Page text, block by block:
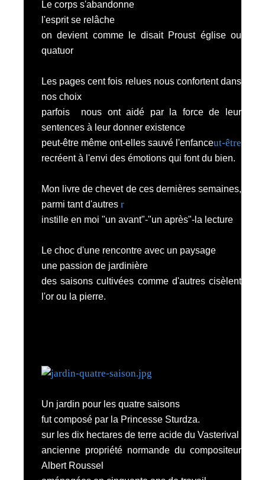
Le corps s'abandonne
l'esprit se relâche
on devient comme le disait Proust église ou
quatuor
Les pages cent fois relues nous confortent dans
nos choix
parfois nous ont aidé par la force de leur
sentences à leur donner existence
peut-être même ont-elles sauvé l'enfanceut-être
recréent à l'envi des émotions qui font du bien.
Mon livre de chevet de ces dernières semaines,
parmi tant d'autres r
instille en moi "un avant"-"un après"-la lecture
Le choc d'une rencontre avec un paysage
une passion de jardinière
des saisons cultivées comme d'autres cisèlent
l'or ou la pierre.
Un jardin pour les quatre saisons
fut composé par la Princesse Sturdza.
sur les dix hectares de terre acide du Vasterival
ancienne propriété normande du compositeur
Albert Roussel